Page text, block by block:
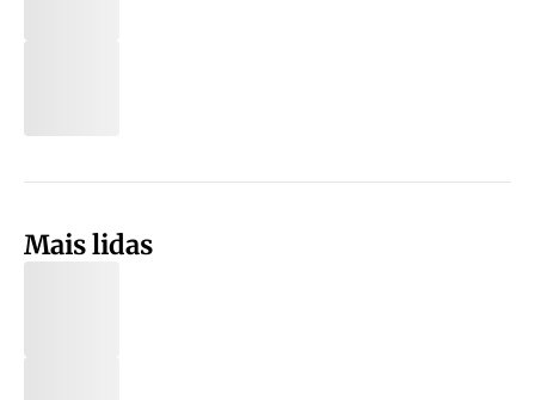
Mais lidas